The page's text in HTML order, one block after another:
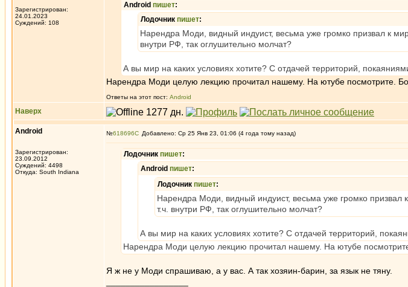
Зарегистрирован:
24.01.2023
Суждений: 108
Android пишет:
Лодочник пишет:
Нарендра Моди, видный индуист, весьма уже громко призвал к
внутри РФ, так оглушительно молчат?
А вы мир на каких условиях хотите? С отдачей территорий,
Нарендра Моди целую лекцию прочитал нашему. На ютубе посмотрите.
Ответы на этот пост: Android
Наверх
Android
Зарегистрирован:
23.09.2012
Суждений: 4498
Откуда: South Indiana
№618696 Добавлено: Ср 25 Янв 23, 01:06 (4 года тому назад)
Лодочник пишет:
Android пишет:
Лодочник пишет:
Нарендра Моди, видный индуист, весьма уже громко призвал
т.ч. внутри РФ, так оглушительно молчат?
А вы мир на каких условиях хотите? С отдачей территорий,
Нарендра Моди целую лекцию прочитал нашему. На ютубе
Я ж не у Моди спрашиваю, а у вас. А так хозяин-барин, за язык не тяну.